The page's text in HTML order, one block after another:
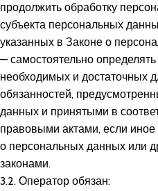
продолжить обработку
субъекта персональных
указанных в Законе о
— самостоятельно
необходимых и достаточных
обязанностей,
данных и принятыми в
правовыми актами, если
о персональных данных или
законами.
3.2. Оператор обязан: